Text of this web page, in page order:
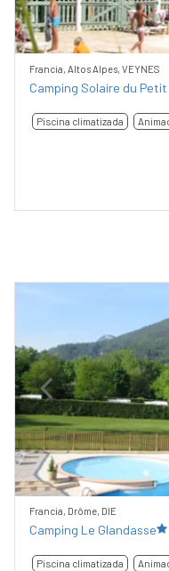
Francia, Altos Alpes, VEYNES
Camping Solaire du
Piscina climatizada
Previous
Francia, Drôme, DIE
Camping Le Glandasse
Piscina climatizada